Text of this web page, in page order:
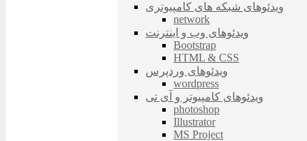
ویدئوهای شبکه های کامپیوتری
network
ویدئوهای وب و اینترنت
Bootstrap
HTML & CSS
ویدئوهای وردپرس
wordpress
ویدئوهای کامپیوتر و آی تی
photoshop
Illustrator
MS Project